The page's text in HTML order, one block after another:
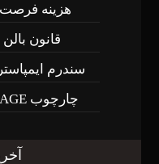
هزینه فرصت
قانون بالن
سندرم
چارچوب CAGE از نظر ماکان آریا پارسا